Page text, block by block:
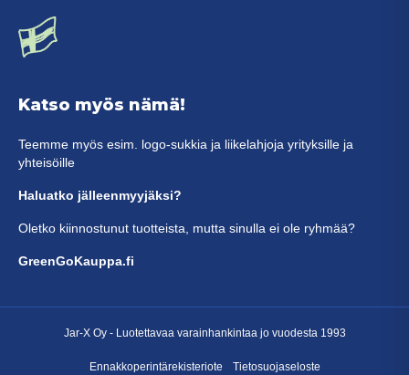
Katso myös nämä!
Teemme myös esim. logo-sukkia ja liikelahjoja yrityksille ja
yhteisöille
Haluatko jälleenmyyjäksi?
Oletko kiinnostunut tuotteista, mutta sinulla ei ole ryhmää?
GreenGoKauppa.fi
Jar-X Oy - Luotettavaa varainhankintaajo vuodesta 1993
Ennakkoperintärekisteriote Tietosuojaseloste